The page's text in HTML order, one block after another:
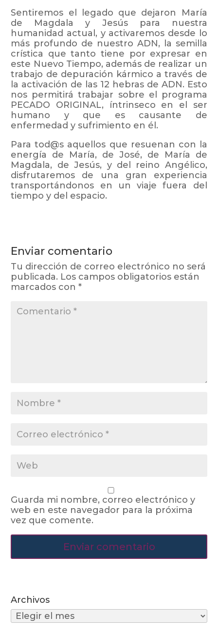
Sentiremos el legado que dejaron María
de Magdala y Jesús para nuestra
humanidad actual, y activaremos desde lo
más profundo de nuestro ADN, la semilla
crística que tanto tiene por expresar en
este Nuevo Tiempo, además de realizar un
trabajo de depuración kármico a través de
la activación de las 12 hebras de ADN. Esto
nos permitirá trabajar sobre el programa
PECADO ORIGINAL, íntrinseco en el ser
humano y que es causante de
enfermedad y sufrimiento en él.
Para tod@s aquellos que resuenan con la
energía de María, de José, de María de
Magdala, de Jesús, y del reino Angélico,
disfrutaremos de una gran experiencia
transportándonos en un viaje fuera del
tiempo y del espacio.
Enviar comentario
Tu dirección de correo electrónico no será
publicada. Los campos obligatorios están
marcados con*
Guarda mi nombre, correo electrónico y
web en este navegador para la próxima
vez que comente.
Archivos
Archivos